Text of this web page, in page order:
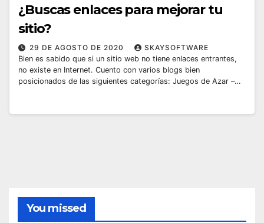
¿Buscas enlaces para mejorar tu
sitio?
29 DE AGOSTO DE 2020
SKAYSOFTWARE
Bien es sabido que si un sitio web no tiene enlaces entrantes,
no existe en Internet. Cuento con varios blogs bien
posicionados de las siguientes categorías: Juegos de Azar –…
You missed